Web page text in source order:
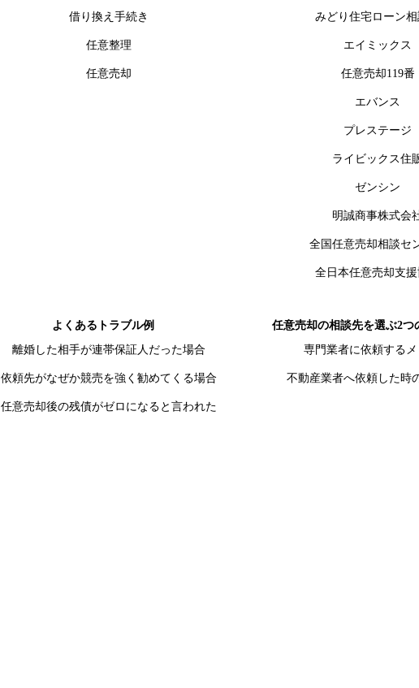
借り換え手続き
任意整理
任意売却
みどり住宅ローン
エイミックス
任意売却119番
エバンス
プレステージ
ライビックス住
ゼンシン
明誠商事株式会
全国任意売却相談セ
全日本任意売却支
よくあるトラブル例
離婚した相手が連帯保証人だった場合
依頼先がなぜか競売を強く勧めてくる場合
任意売却後の残債がゼロになると言われた
任意売却の相談先を選ぶ2つ
専門業者に依頼する
不動産業者へ依頼した時